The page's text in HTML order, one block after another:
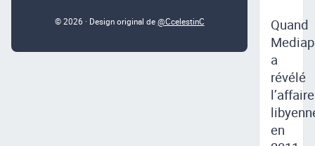
© 2026 · Design original de @CcelestinC
Quand
a
révélé
l’affaire
en